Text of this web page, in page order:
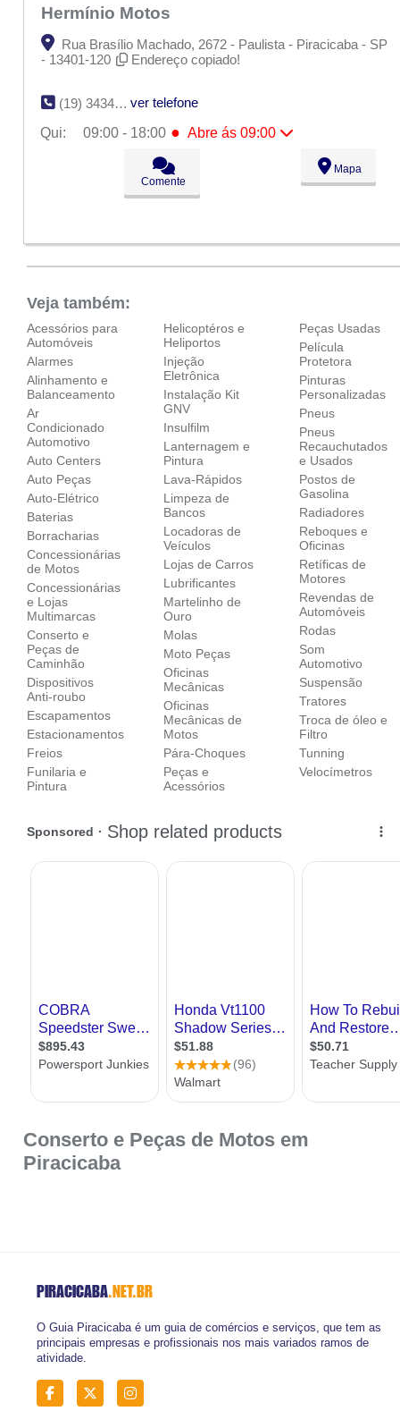
Hermínio Motos
Rua Brasílio Machado, 2672 - Paulista - Piracicaba - SP
- 13401-120
Endereço copiado!
(19) 3434-2590
ver telefone
Qui:
09:00 - 18:00 ● Abre ás 09:00
09:00 - 18:00
09:00 - 18:00
09:00 - 18:00
Comente
Mapa
Veja também:
Acessórios para
Automóveis
Alarmes
Alinhamento e
Balanceamento
Ar
Condicionado
Automotivo
Auto Centers
Auto Peças
Auto-Elétrico
Baterias
Borracharias
Concessionárias
de Motos
Concessionárias
e Lojas
Multimarcas
Conserto e
Peças de
Caminhão
Dispositivos
Anti-roubo
Escapamentos
Estacionamentos
Freios
Funilaria e
Pintura
Helicoptéros e
Heliportos
Injeção
Eletrônica
Instalação Kit
GNV
Insulfilm
Lanternagem e
Pintura
Lava-Rápidos
Limpeza de
Bancos
Locadoras de
Veículos
Lojas de Carros
Lubrificantes
Martelinho de
Ouro
Molas
Moto Peças
Oficinas
Mecânicas
Oficinas
Mecânicas de
Motos
Pára-Choques
Peças e
Acessórios
Peças Usadas
Película
Protetora
Pinturas
Personalizadas
Pneus
Pneus
Recauchutados
e Usados
Postos de
Gasolina
Radiadores
Reboques e
Oficinas
Retíficas de
Motores
Revendas de
Automóveis
Rodas
Som
Automotivo
Suspensão
Tratores
Troca de óleo e
Filtro
Tunning
Velocímetros
Conserto e Peças de Motos em
Piracicaba
PIRACICABA.NET.BR
O Guia Piracicaba é um guia de comércios e serviços, que tem as
principais empresas e profissionais nos mais variados ramos de
atividade.